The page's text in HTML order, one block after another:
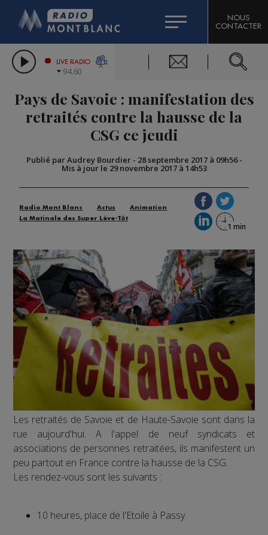
LES CHRONIQUES DE L'EXPERT
CITIZEN MACHINERY
GRAND MASSIF DOMAINES SKIABLES
BIGARD
COMPAGNIE DU MONT-BLANC
NOUS
CONTACTER
LIVE RADIO
94.60
Pays de Savoie : manifestation des
retraités contre la hausse de la
CSG ce jeudi
Publié par Audrey Bourdier- 28 septembre 2017 à 09h56-
Mis à jour le 29 novembre 2017 à 14h53
Radio Mont Blanc Actus
Animation
La Matinale des Super Lève-Tôt
Les retraités de Savoie et de Haute-Savoie sont dans la
rue aujourd'hui. A l'appel de neuf syndicats et
associations de personnes retraitées, ils manifestent un
peu partout en France contre la hausse de la CSG.
Les rendez-vous sont les suivants :
10 heures, place de l'Etoile à Passy